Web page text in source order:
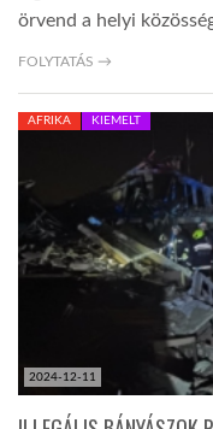
LINKTR.EE
GLOBOZSARU
DOBRAVERO.HU
LATIMO.HU
örvend a helyi
FOLYTATÁS →
2024-12-11
AFRIKA KIEMELT